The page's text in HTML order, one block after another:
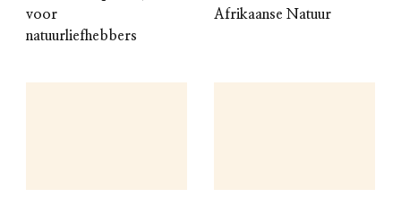
voor
natuurliefhebbers
Afrikaanse Natuur